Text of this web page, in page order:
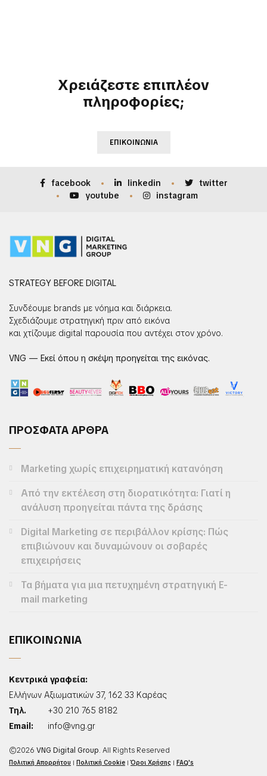
Χρειάζεστε επιπλέον
πληροφορίες;
ΕΠΙΚΟΙΝΩΝΊΑ
facebook linkedin
twitter
youtube
instagram
STRATEGY BEFORE DIGITAL
Συνδέουμε brands με νόημα και διάρκεια.
Σχεδιάζουμε στρατηγική πριν από εικόνα
και χτίζουμε digital παρουσία που αντέχει στον χρόνο.
VNG — Εκεί όπου η σκέψη προηγείται της εικόνας.
ΠΡΟΣΦΑΤΑ ΑΡΘΡΑ
Marketing χωρίς επιχειρηματική κατανόηση
Από την εκτέλεση στη διορατικότητα: Γιατί η
ανάλυση προηγείται πάντα της δράσης
Digital Marketing σε περιβάλλον κρίσης: Πώς
επιβιώνουν και δυναμώνουν οι σοβαρές
επιχειρήσεις
Τα βήματα για μια πετυχημένη στρατηγική E-
mail marketing
ΕΠΙΚΟΙΝΩΝΙΑ
Κεντρικά γραφεία:
Ελλήνων Αξιωματικών 37, 162 33 Καρέας
Τηλ.
+30 210 765 8182
Email:
info@vng.gr
©2026 VNG Digital Group. All Rights Reserved
Πολιτική Απορρήτου | Πολιτική Cookie |Όροι Χρήσης | FAQ's